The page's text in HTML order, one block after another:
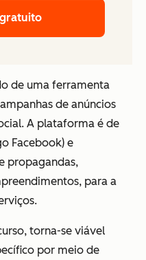
de uma ferramenta
de anúncios
A plataforma é de
Facebook) e
propagandas,
para a
torna-se viável
por meio de